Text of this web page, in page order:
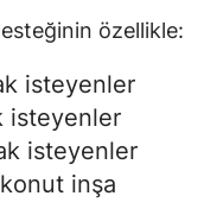
özellikle:
isteyenler
isteyenler
isteyenler
inşa